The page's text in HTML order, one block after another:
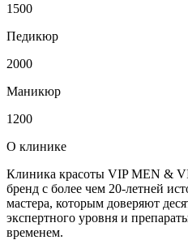
1500
Педикюр
2000
Маникюр
1200
О клинике
Клиника красоты VIP MEN &
бренд с более чем 20-летней
мастера, которым доверяют
экспертного уровня и
временем.